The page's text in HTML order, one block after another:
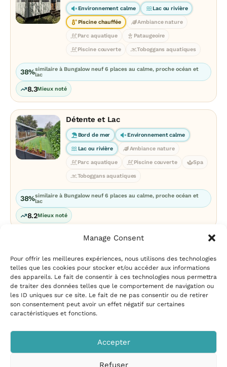
Manage Consent
Pour offrir les meilleures expériences, nous utilisons des technologies
telles que les cookies pour stocker et/ou accéder aux informations
des appareils. Le fait de consentir à ces technologies nous permettra
de traiter des données telles que le comportement de navigation ou
les ID uniques sur ce site. Le fait de ne pas consentir ou de retirer
son consentement peut avoir un effet négatif sur certaines
caractéristiques et fonctions.
Accepter
Refuser
Environnement calme Lac ou rivière
Piscine chauffée Ambiance nature
Parc aquatique Pataugeoire
Piscine couverte Toboggans aquatiques
38%similaire à Bungalow neuf 6 places au calme, proche océan et
lac
8.3Mieux noté
Détente et Lac
Bord de mer Environnement calme
Lac ou rivière Ambiance nature
Parc aquatique Piscine couverte Spa
Toboggans aquatiques
38%similaire à Bungalow neuf 6 places au calme, proche océan et
lac
8.2Mieux noté
Mentions légales|Politique
de confidentialité
suggestions|Politique de
cookies